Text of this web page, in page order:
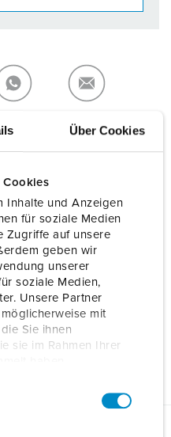
Über Cookies
Cookies
Inhalte und Anzeigen
für soziale Medien
Zugriffe auf unsere
geben wir
unserer
soziale Medien,
Unsere Partner
mit
Sie ihnen
sie im Rahmen Ihrer
TOEVOEGEN